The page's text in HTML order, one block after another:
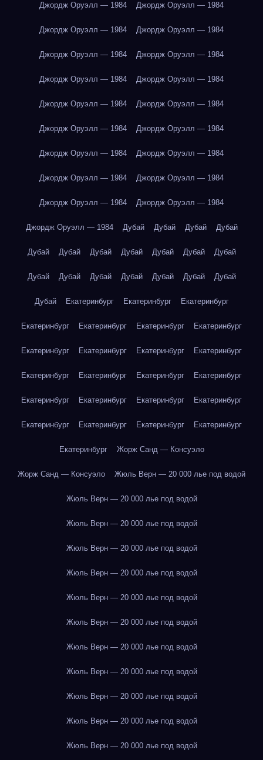
Джордж Оруэлл — 1984 Джордж Оруэлл — 1984
Джордж Оруэлл — 1984 Джордж Оруэлл — 1984
Джордж Оруэлл — 1984 Джордж Оруэлл — 1984
Джордж Оруэлл — 1984 Джордж Оруэлл — 1984
Джордж Оруэлл — 1984 Джордж Оруэлл — 1984
Джордж Оруэлл — 1984 Джордж Оруэлл — 1984
Джордж Оруэлл — 1984 Джордж Оруэлл — 1984
Джордж Оруэлл — 1984 Джордж Оруэлл — 1984
Джордж Оруэлл — 1984 Джордж Оруэлл — 1984
Джордж Оруэлл — 1984 Дубай Дубай Дубай Дубай
Дубай Дубай Дубай Дубай Дубай Дубай Дубай
Дубай Дубай Дубай Дубай Дубай Дубай Дубай
Дубай Екатеринбург Екатеринбург Екатеринбург
Екатеринбург Екатеринбург Екатеринбург Екатеринбург
Екатеринбург Екатеринбург Екатеринбург Екатеринбург
Екатеринбург Екатеринбург Екатеринбург Екатеринбург
Екатеринбург Екатеринбург Екатеринбург Екатеринбург
Екатеринбург Екатеринбург Екатеринбург Екатеринбург
Екатеринбург Жорж Санд — Консуэло
Жорж Санд — Консуэло Жюль Верн — 20 000 лье под водой
Жюль Верн — 20 000 лье под водой
Жюль Верн — 20 000 лье под водой
Жюль Верн — 20 000 лье под водой
Жюль Верн — 20 000 лье под водой
Жюль Верн — 20 000 лье под водой
Жюль Верн — 20 000 лье под водой
Жюль Верн — 20 000 лье под водой
Жюль Верн — 20 000 лье под водой
Жюль Верн — 20 000 лье под водой
Жюль Верн — 20 000 лье под водой
Жюль Верн — 20 000 лье под водой